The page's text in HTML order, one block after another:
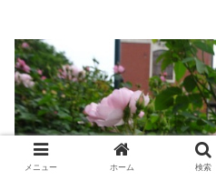
メニュー ホーム 検索